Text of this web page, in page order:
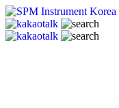
CAE Technology
씨에이이테크놀러지